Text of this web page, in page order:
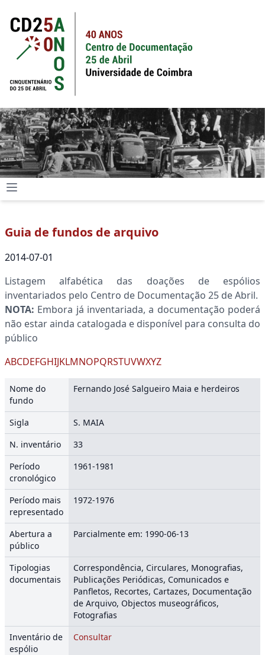
Guia de fundos de arquivo
2014-07-01
Listagem alfabética das doações de espólios
inventariados pelo Centro de Documentação 25 de Abril.
NOTA: Embora já inventariada, a documentação poderá
não estar ainda catalogada e disponível para consulta do
público
ABCDEFGHIJKLMNOPQRSTUVWXYZ
Nome do
fundo
Fernando José Salgueiro Maia e herdeiros
Sigla
S. MAIA
N. inventário
33
Período
cronológico
1961-1981
Período mais
representado
1972-1976
Abertura a
público
Parcialmente em: 1990-06-13
Tipologias
documentais
Correspondência, Circulares, Monografias,
Publicações Periódicas, Comunicados e
Panfletos, Recortes, Cartazes, Documentação
de Arquivo, Objectos museográficos,
Fotografias
Inventário de
espólio
Consultar